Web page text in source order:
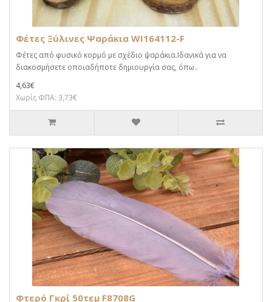
Φέτες Ξύλινες Ψαράκια WI164112-F
Φέτες από φυσικό κορμό με σχέδιο ψαράκια.Iδανικά για να
διακοσμήσετε οποιαδήποτε δημιουργία σας, όπω..
4,63€
Χωρίς ΦΠΑ: 3,73€
Φτερό Γκρί 50τεμ F8708G